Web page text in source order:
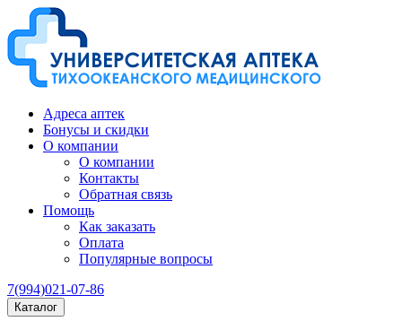
Адреса аптек
Бонусы и скидки
О компании
О компании
Контакты
Обратная связь
Помощь
Как заказать
Оплата
Популярные вопросы
7(994)021-07-86
Каталог